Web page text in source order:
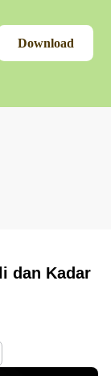
Download
dan Kadar